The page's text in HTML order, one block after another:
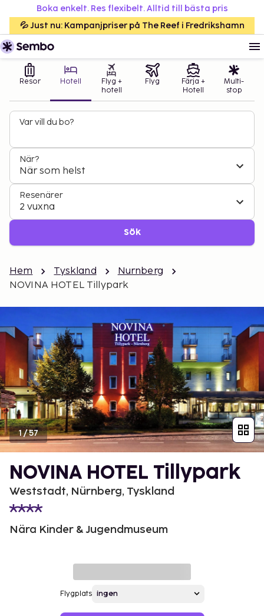
Boka enkelt. Res flexibelt. Alltid till bästa pris
💦 Just nu: Kampanjpriser på The Reef i Fredrikshamn
Resor Hotell
Flyg +
hotell
Flyg
Färja +
Hotell
Multi-
stop
Var vill du bo?
När?
När som helst
Resenärer
2 vuxna
Sök
Hem Tyskland
Nurnberg
NOVINA HOTEL Tillypark
1/57
NOVINA HOTEL Tillypark
Weststadt, Nürnberg, Tyskland
Nära Kinder & Jugendmuseum
Flygplats